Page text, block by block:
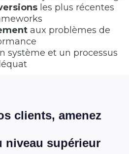
les plus récentes
aux problèmes de
système et un processus
clients, amenez
niveau supérieur